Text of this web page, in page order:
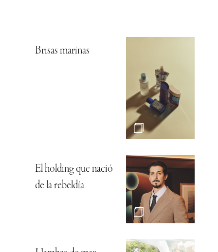
Brisas marinas
El holding que nació
de la rebeldía